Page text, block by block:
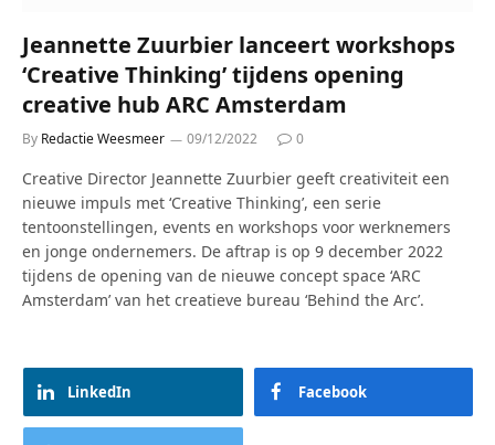
Jeannette Zuurbier lanceert workshops
‘Creative Thinking’ tijdens opening
creative hub ARC Amsterdam
By Redactie Weesmeer 09/12/2022 0
Creative Director Jeannette Zuurbier geeft creativiteit een
nieuwe impuls met ‘Creative Thinking’, een serie
tentoonstellingen, events en workshops voor werknemers
en jonge ondernemers. De aftrap is op 9 december 2022
tijdens de opening van de nieuwe concept space ‘ARC
Amsterdam’ van het creatieve bureau ‘Behind the Arc’.
LinkedIn Facebook